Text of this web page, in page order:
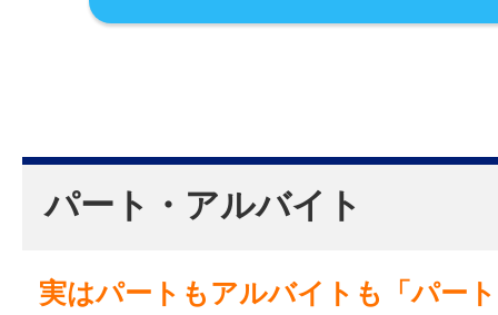
パート・アルバイト
実はパートもアルバイトも「パー